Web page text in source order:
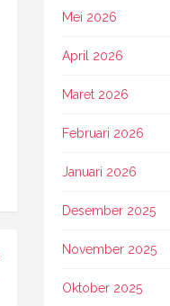
Mei 2026
April 2026
Maret 2026
Februari 2026
Januari 2026
Desember 2025
November 2025
Oktober 2025